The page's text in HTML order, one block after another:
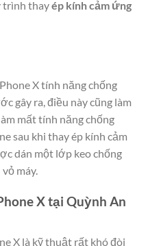
trình thayép kính cảm ứng
X tính năng chống
gây ra, điều này cũng làm
mất tính năng chống
sau khi thay ép kính cảm
dán một lớp keo chống
máy.
X tại Quỳnh An
X là kỹ thuật rất khó đòi